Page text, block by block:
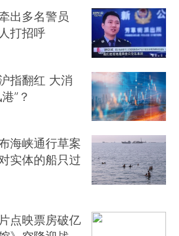
出多名警员
打招呼
指翻红 大消
”？
海峡通行草案
实体的船只过
点映票房破亿